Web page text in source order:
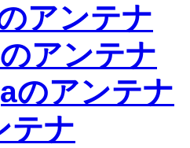
アンテナ
アンテナ
のアンテナ
テナ